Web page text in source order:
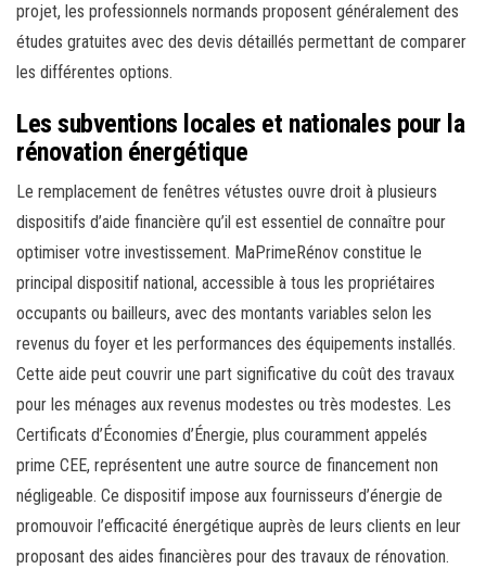
projet, les professionnels normands proposent généralement des
études gratuites avec des devis détaillés permettant de comparer
les différentes options.
Les subventions locales et nationales pour la
rénovation énergétique
Le remplacement de fenêtres vétustes ouvre droit à plusieurs
dispositifs d’aide financière qu’il est essentiel de connaître pour
optimiser votre investissement. MaPrimeRénov constitue le
principal dispositif national, accessible à tous les propriétaires
occupants ou bailleurs, avec des montants variables selon les
revenus du foyer et les performances des équipements installés.
Cette aide peut couvrir une part significative du coût des travaux
pour les ménages aux revenus modestes ou très modestes. Les
Certificats d’Économies d’Énergie, plus couramment appelés
prime CEE, représentent une autre source de financement non
négligeable. Ce dispositif impose aux fournisseurs d’énergie de
promouvoir l’efficacité énergétique auprès de leurs clients en leur
proposant des aides financières pour des travaux de rénovation.